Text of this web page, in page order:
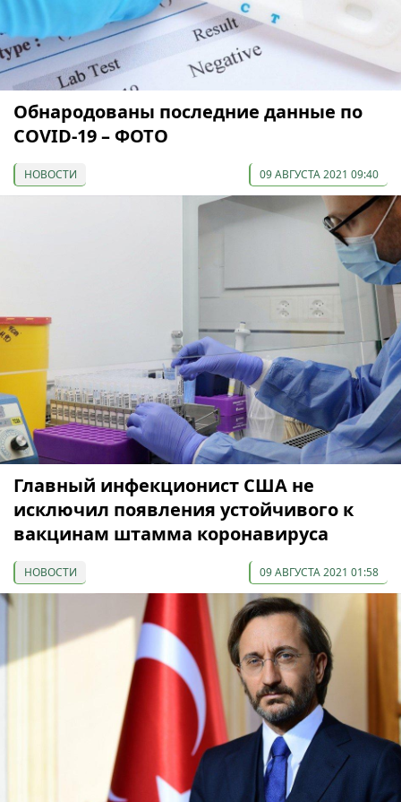
Обнародованы последние данные по
COVID-19 – ФОТО
НОВОСТИ 09 АВГУСТА 2021 09:40
Главный инфекционист США не
исключил появления устойчивого к
вакцинам штамма коронавируса
НОВОСТИ 09 АВГУСТА 2021 01:58